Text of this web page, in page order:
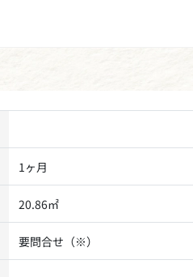
1ヶ月
20.86㎡
要問合せ（※）